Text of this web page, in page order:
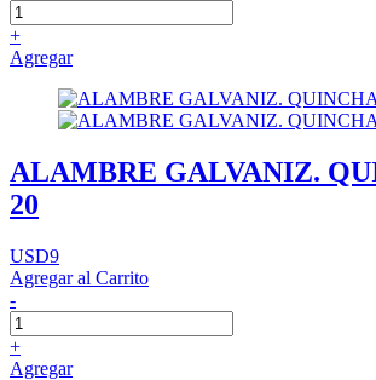
+
Agregar
ALAMBRE GALVANIZ.
20
USD9
Agregar al Carrito
-
+
Agregar